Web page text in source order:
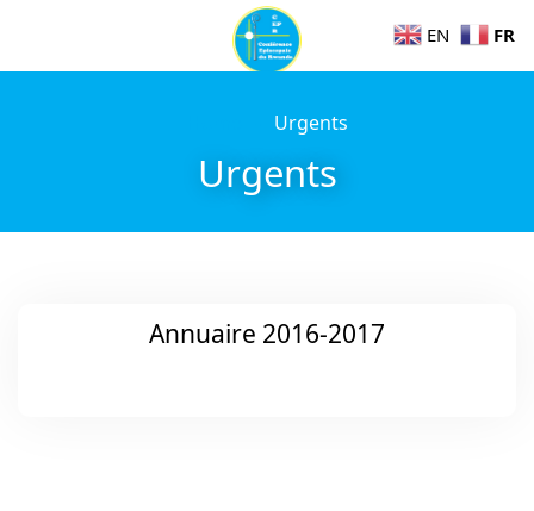
Urgents
Urgents
Annuaire 2016-2017
EN FR